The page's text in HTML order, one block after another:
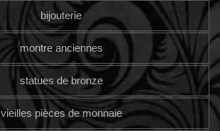
bijouterie
montre anciennes
statues de bronze
vieilles pièces de monnaie